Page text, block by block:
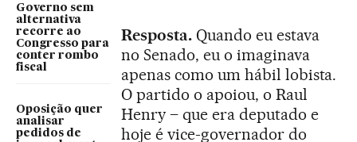
Governo sem
alternativa
recorre ao
Congresso para
conter rombo
fiscal
Oposição quer
analisar
pedidos de
Resposta.Quando eu estava
no Senado, eu o imaginava
apenas como um hábil lobista.
O partido o apoiou, o Raul
Henry – que era deputado e
hoje é vice-governador do